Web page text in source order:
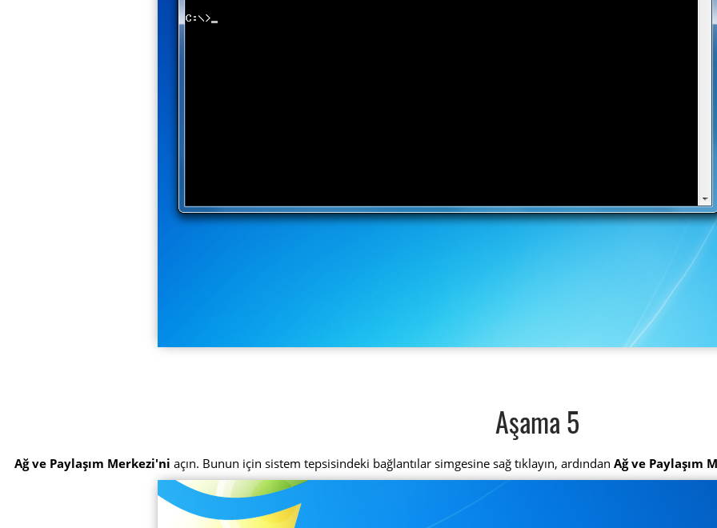
Aşama 5
Ağ ve Paylaşım Merkezi'ni açın. Bunun için sistem tepsisindeki bağlantılar simgesine sağ tıklayın, ardındanAğ ve Paylaşım